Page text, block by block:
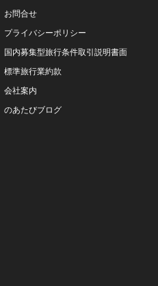
お問合せ
プライバシーポリシー
国内募集型旅行条件取引説明書面
標準旅行業約款
会社案内
のあたびブログ